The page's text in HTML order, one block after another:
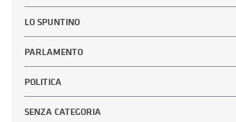
LO SPUNTINO
PARLAMENTO
POLITICA
SENZA CATEGORIA